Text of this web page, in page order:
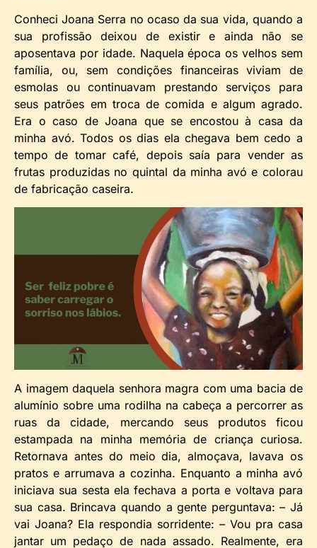
Conheci Joana Serra no ocaso da sua vida, quando a
sua profissão deixou de existir e ainda não se
aposentava por idade. Naquela época os velhos sem
família, ou, sem condições financeiras viviam de
esmolas ou continuavam prestando serviços para
seus patrões em troca de comida e algum agrado.
Era o caso de Joana que se encostou à casa da
minha avó. Todos os dias ela chegava bem cedo a
tempo de tomar café, depois saía para vender as
frutas produzidas no quintal da minha avó e colorau
de fabricação caseira.
A imagem daquela senhora magra com uma bacia de
alumínio sobre uma rodilha na cabeça a percorrer as
ruas da cidade, mercando seus produtos ficou
estampada na minha memória de criança curiosa.
Retornava antes do meio dia, almoçava, lavava os
pratos e arrumava a cozinha. Enquanto a minha avó
iniciava sua sesta ela fechava a porta e voltava para
sua casa. Brincava quando a gente perguntava: – Já
vai Joana? Ela respondia sorridente: – Vou pra casa
jantar um pedaço de nada assado. Realmente, era